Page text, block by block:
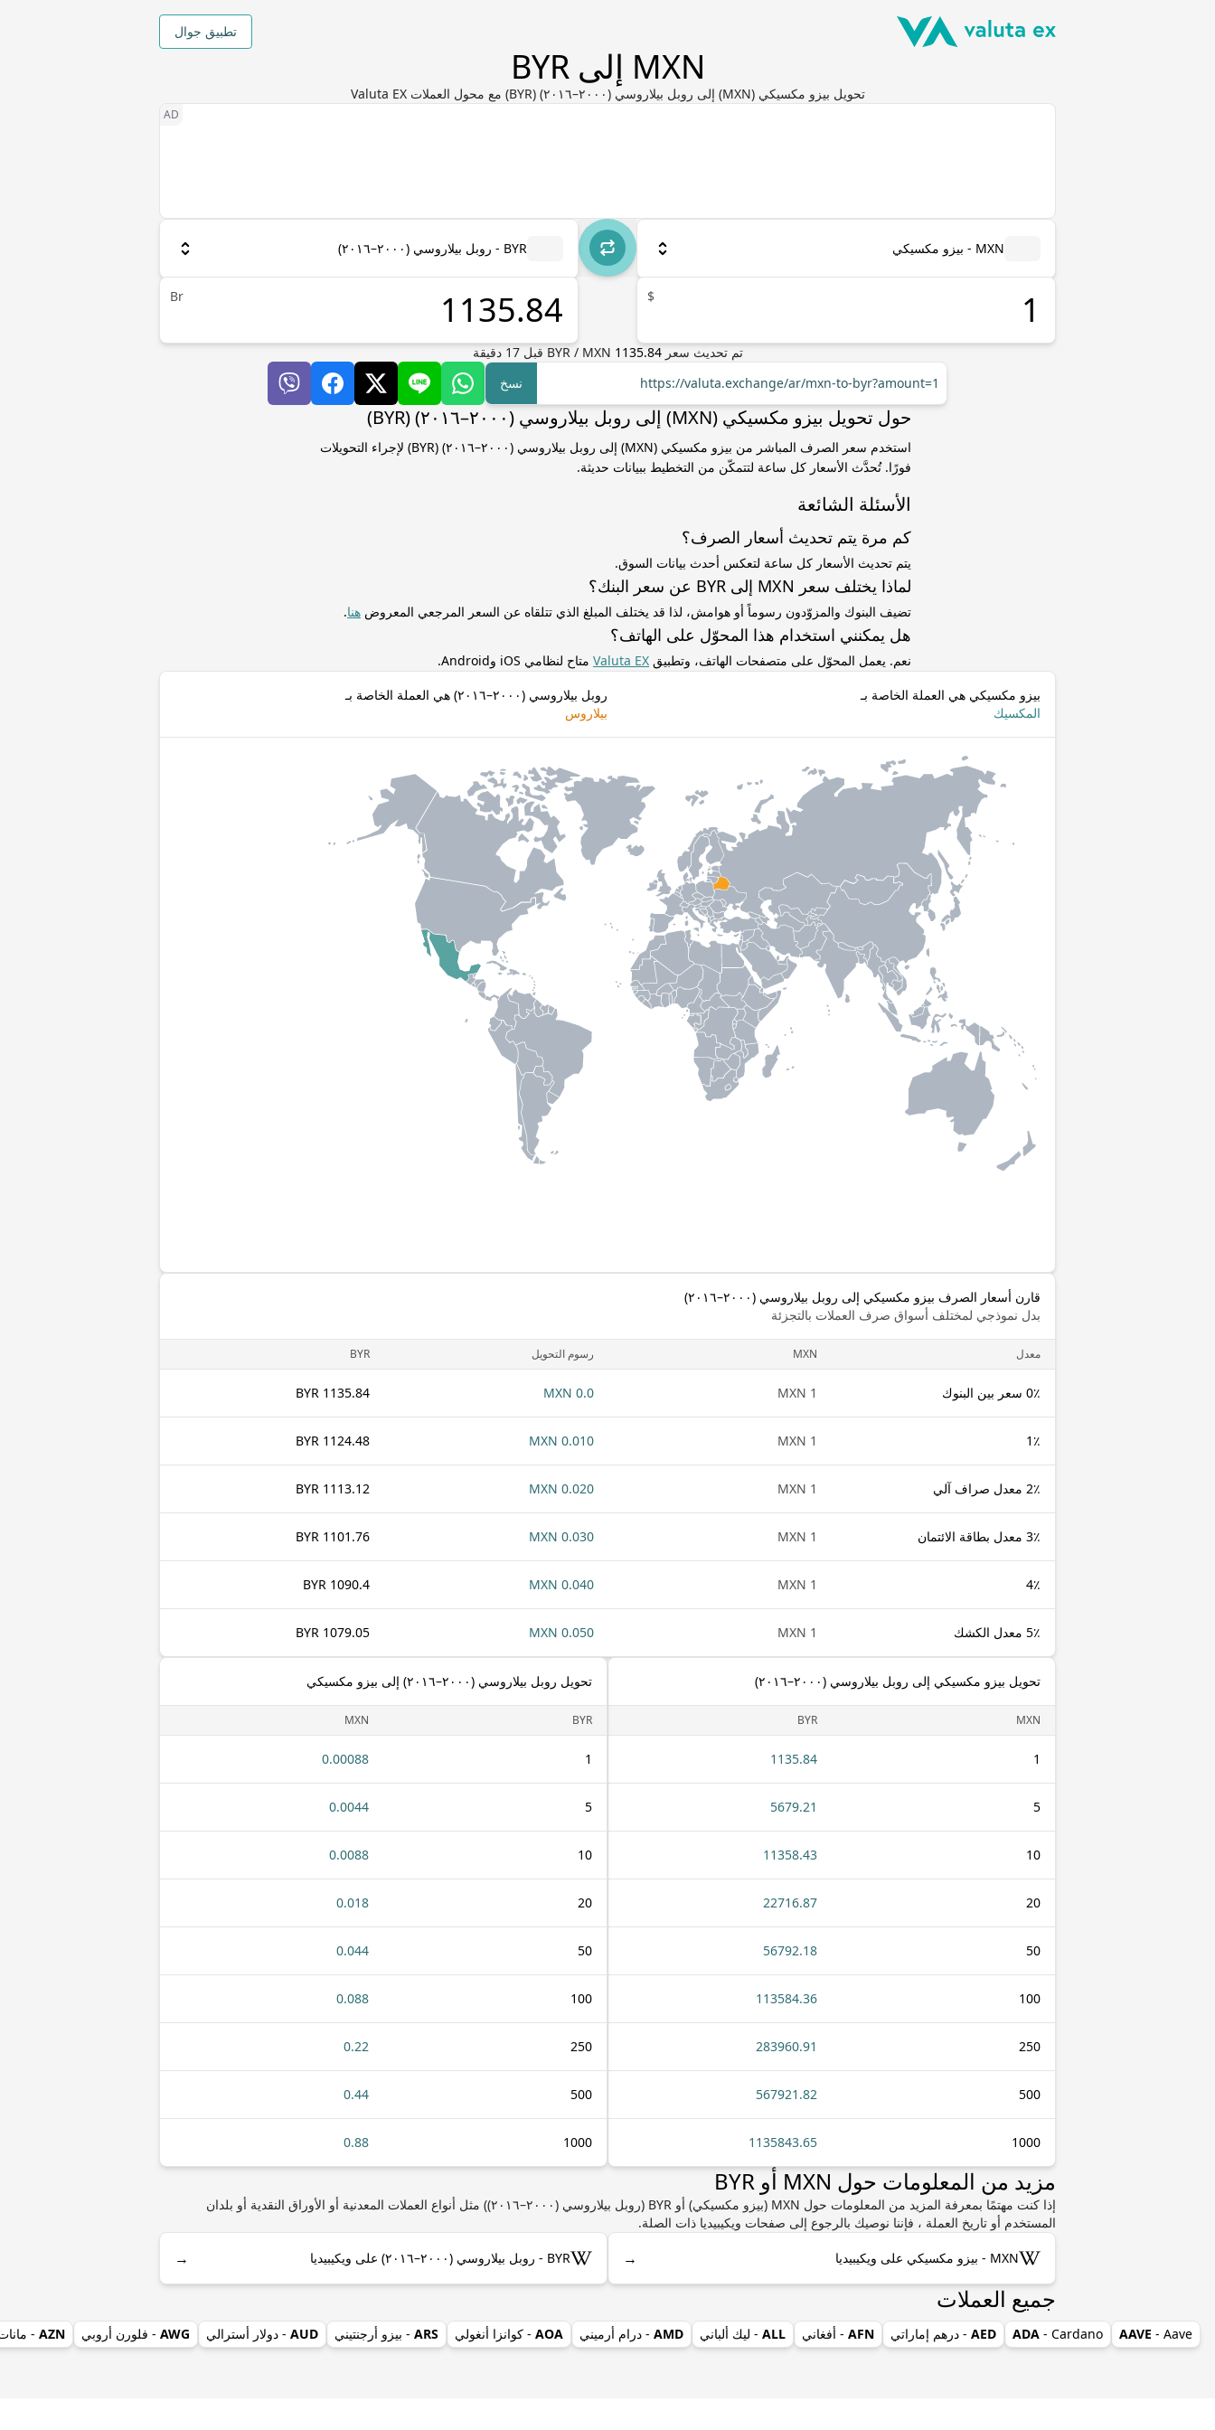
تطبيق جوال
MXN إلى BYR
تحويل بيزو مكسيكي (MXN) إلى روبل بيلاروسي (٢٠٠٠–٢٠١٦) (BYR) مع محول العملات Valuta EX
MXN - بيزو مكسيكي
$
BYR - روبل بيلاروسي (٢٠٠٠–٢٠١٦)
Br
تم تحديث سعر BYR/ MXN 1135.84 قبل17 دقيقة
https://valuta.exchange/ar/mxn-to-byr?amount=1
نسخ
حول تحويل بيزو مكسيكي (MXN) إلى روبل بيلاروسي (٢٠٠٠–٢٠١٦) (BYR)
استخدم سعر الصرف المباشر من بيزو مكسيكي (MXN) إلى روبل بيلاروسي (٢٠٠٠–٢٠١٦) (BYR) لإجراء التحويلات
فورًا. تُحدَّث الأسعار كل ساعة لتتمكّن من التخطيط ببيانات حديثة.
الأسئلة الشائعة
كم مرة يتم تحديث أسعار الصرف؟
يتم تحديث الأسعار كل ساعة لتعكس أحدث بيانات السوق.
لماذا يختلف سعر MXN إلى BYR عن سعر البنك؟
تضيف البنوك والمزوّدون رسوماً أو هوامش، لذا قد يختلف المبلغ الذي تتلقاه عن السعر المرجعي المعروض هنا.
هل يمكنني استخدام هذا المحوّل على الهاتف؟
نعم. يعمل المحوّل على متصفحات الهاتف، وتطبيق Valuta EX متاح لنظامي iOS وAndroid.
بيزو مكسيكي هي العملة الخاصة بـ
المكسيك
روبل بيلاروسي (٢٠٠٠–٢٠١٦) هي العملة الخاصة بـ
بيلاروس
قارن أسعار الصرف بيزو مكسيكي إلى روبل بيلاروسي (٢٠٠٠–٢٠١٦)
بدل نموذجي لمختلف أسواق صرف العملات بالتجزئة
معدل MXN رسوم التحويل BYR
0٪ سعر بين البنوك 1 MXN
0.0 MXN
1135.84 BYR
1٪ 1 MXN
0.010 MXN
1124.48 BYR
2٪ معدل صراف آلي 1 MXN
0.020 MXN
1113.12 BYR
3٪ معدل بطاقة الائتمان 1 MXN
0.030 MXN
1101.76 BYR
4٪ 1 MXN
0.040 MXN
1090.4 BYR
5٪ معدل الكشك 1 MXN
0.050 MXN
1079.05 BYR
تحويل بيزو مكسيكي إلى روبل بيلاروسي (٢٠٠٠–٢٠١٦)
MXN
BYR
1
1135.84
5
5679.21
10
11358.43
20
22716.87
50
56792.18
100
113584.36
250
283960.91
500
567921.82
1000
1135843.65
تحويل روبل بيلاروسي (٢٠٠٠–٢٠١٦) إلى بيزو مكسيكي
BYR
MXN
1
0.00088
5
0.0044
10
0.0088
20
0.018
50
0.044
100
0.088
250
0.22
500
0.44
1000
0.88
مزيد من المعلومات حول MXN أو BYR
إذا كنت مهتمًا بمعرفة المزيد من المعلومات حول MXN (بيزو مكسيكي) أو BYR (روبل بيلاروسي (٢٠٠٠–٢٠١٦)) مثل أنواع العملات المعدنية أو الأوراق النقدية أو بلدان
المستخدم أو تاريخ العملة ، فإننا نوصيك بالرجوع إلى صفحات ويكيبيديا ذات الصلة.
MXN - بيزو مكسيكي على ويكيبيديا → BYR - روبل بيلاروسي (٢٠٠٠–٢٠١٦) على ويكيبيديا →
جميع العملات
AAVE - Aave
ADA - Cardano
AED - درهم إماراتي AFN - أفغاني ALL - ليك ألباني AMD - درام أرميني AOA - كوانزا أنغولي ARS - بيزو أرجنتيني AUD - دولار أسترالي AWG - فلورن أروبي AZN
-